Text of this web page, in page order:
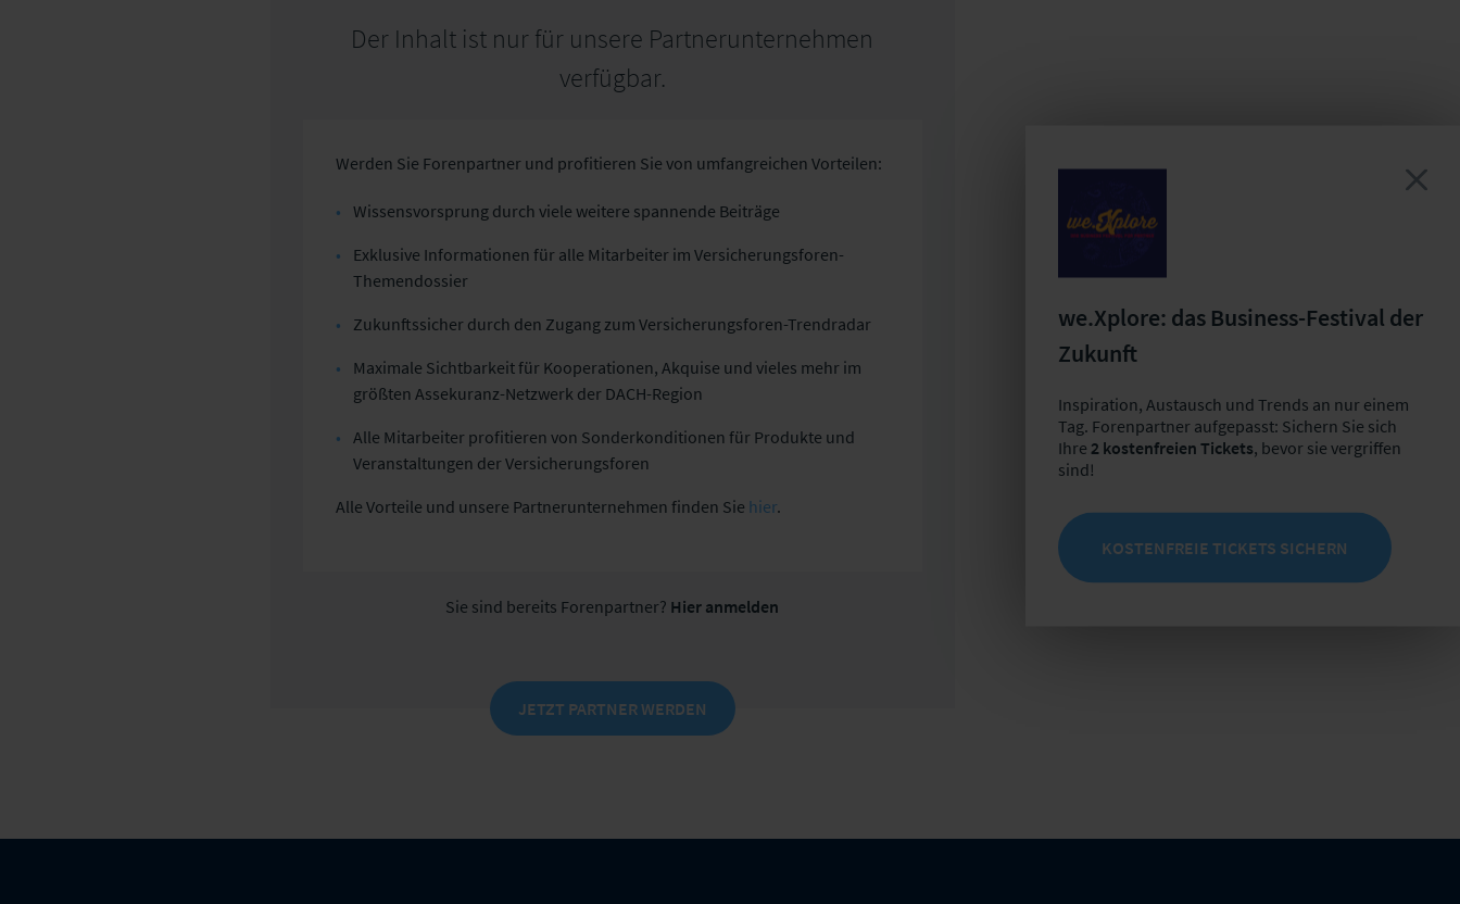
Der Inhalt ist nur für unsere Partnerunternehmen
verfügbar.
Werden Sie Forenpartner und profitieren Sie von umfangreichen Vorteilen:
Wissensvorsprung durch viele weitere spannende Beiträge
Exklusive Informationen für alle Mitarbeiter im Versicherungsforen-
Themendossier
Zukunftssicher durch den Zugang zum Versicherungsforen-Trendradar
Maximale Sichtbarkeit für Kooperationen, Akquise und vieles mehr im
größten Assekuranz-Netzwerk der DACH-Region
Alle Mitarbeiter profitieren von Sonderkonditionen für Produkte und
Veranstaltungen der Versicherungsforen
Alle Vorteile und unsere Partnerunternehmen finden Sie hier.
Sie sind bereits Forenpartner? Hier anmelden
JETZT PARTNER WERDEN
we.Xplore: das Business-Festival der
Zukunft
Inspiration, Austausch und Trends an nur einem
Tag. Forenpartner aufgepasst: Sichern Sie sich
Ihre 2 kostenfreien Tickets, bevor sie vergriffen
sind!
KOSTENFREIE TICKETS SICHERN